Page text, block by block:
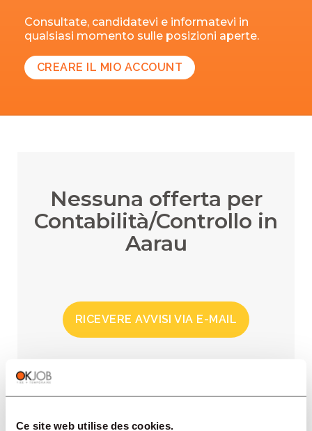
Ce site web utilise des cookies.
Consultate, candidatevi e informatevi in
qualsiasi momento sulle posizioni aperte.
CREARE IL MIO ACCOUNT
Nessuna offerta per
Contabilità/Controllo in
Aarau
RICEVERE AVVISI VIA E-MAIL
REGIONI